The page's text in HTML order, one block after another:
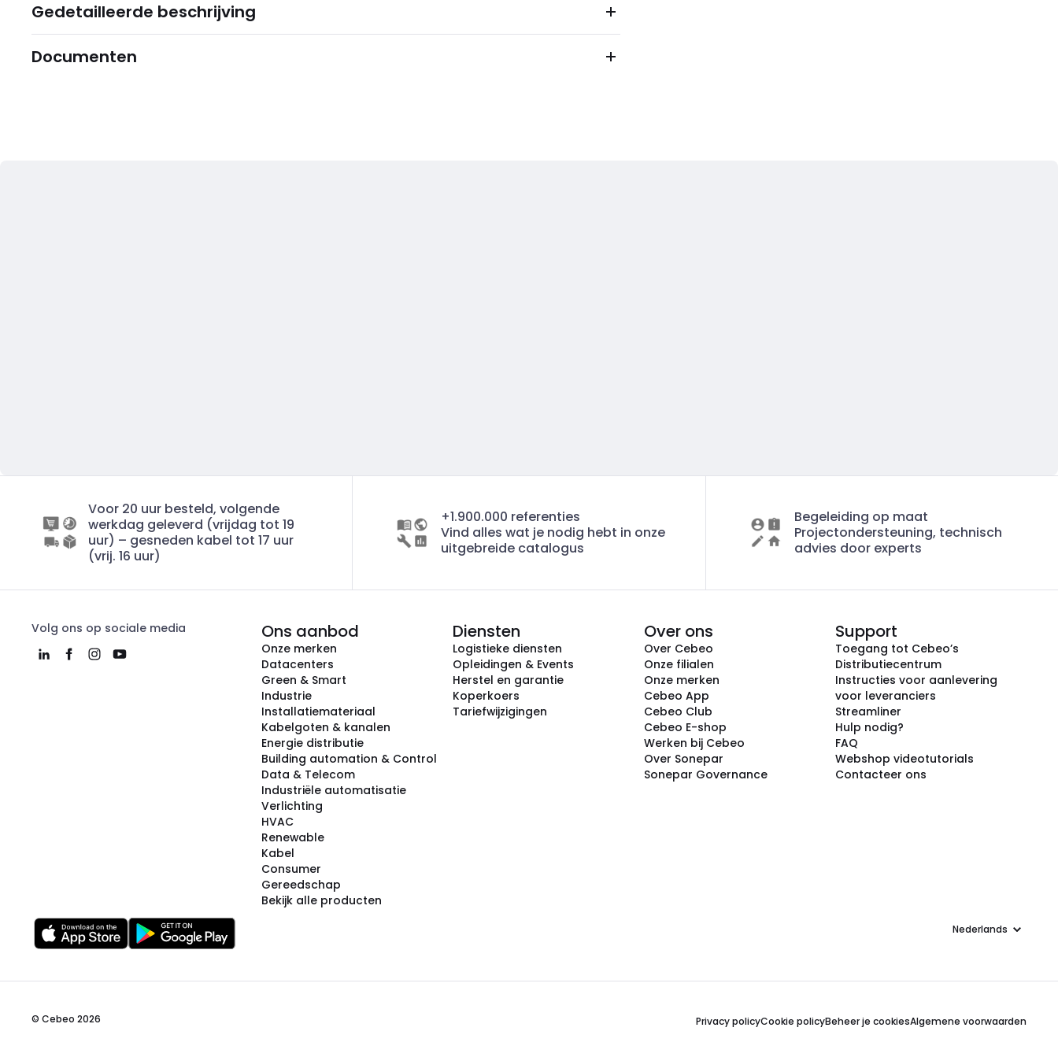
Gedetailleerde beschrijving
Documenten
Voor 20 uur besteld, volgende
werkdag geleverd (vrijdag tot 19
uur) – gesneden kabel tot 17 uur
(vrij. 16 uur)
+1.900.000 referenties
Vind alles wat je nodig hebt in onze
uitgebreide catalogus
Begeleiding op maat
Projectondersteuning, technisch
advies door experts
Volg ons op sociale media Ons aanbod
Onze merken
Datacenters
Green & Smart
Industrie
Installatiemateriaal
Kabelgoten & kanalen
Energie distributie
Building automation & Control
Data & Telecom
Industriële automatisatie
Verlichting
HVAC
Renewable
Kabel
Consumer
Gereedschap
Bekijk alle producten
Diensten
Logistieke diensten
Opleidingen & Events
Herstel en garantie
Koperkoers
Tariefwijzigingen
Over ons
Over Cebeo
Onze filialen
Onze merken
Cebeo App
Cebeo Club
Cebeo E-shop
Werken bij Cebeo
Over Sonepar
Sonepar Governance
Support
Toegang tot Cebeo’s
Distributiecentrum
Instructies voor aanlevering
voor leveranciers
Streamliner
Hulp nodig?
FAQ
Webshop videotutorials
Contacteer ons
Taal
© Cebeo 2026 Privacy policyCookie policyBeheer je cookiesAlgemene voorwaarden